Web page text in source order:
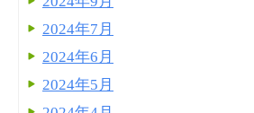
2024年7月
2024年6月
2024年5月